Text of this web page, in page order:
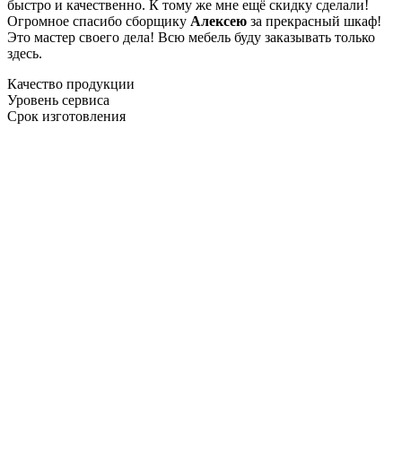
быстро и качественно. К тому же мне ещё скидку сделали!
Огромное спасибо сборщику Алексею за прекрасный шкаф!
Это мастер своего дела! Всю мебель буду заказывать только
здесь.
Качество продукции
Уровень сервиса
Срок изготовления